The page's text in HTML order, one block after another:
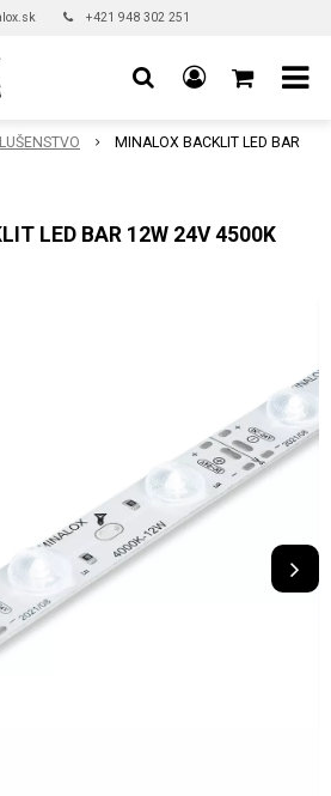
+421 948 302 251
MINALOX BACKLIT LED BAR
LED BAR 12W 24V 4500K